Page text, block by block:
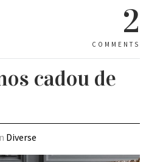
2
COMMENTS
cadou de
Diverse